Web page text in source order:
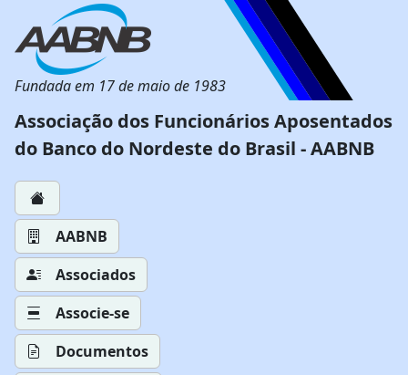
Fundada em 17 de maio de 1983
Associação dos Funcionários Aposentados
do Banco do Nordeste do Brasil - AABNB
AABNB
Associados
Associe-se
Documentos